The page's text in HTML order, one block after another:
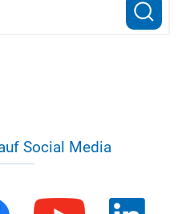
Suche
starten
Social Media